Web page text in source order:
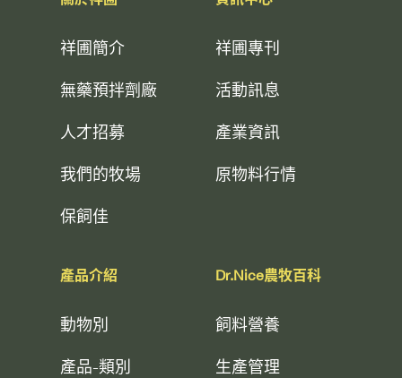
祥圃簡介
無藥預拌劑廠
人才招募
我們的牧場
保飼佳
祥圃專刊
活動訊息
產業資訊
原物料行情
產品介紹
動物別
產品-類別
Dr.Nice農牧百科
飼料營養
生產管理